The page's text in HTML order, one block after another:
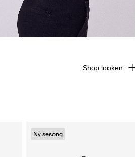
Ny sesong
Shop looken